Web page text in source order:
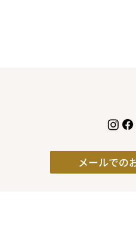
メールでの